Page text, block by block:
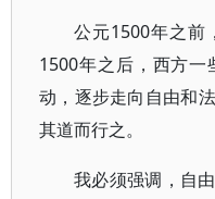
公元1500年之前
1500年之后，西方
动，逐步走向自由和
其道而行之。
我必须强调，自